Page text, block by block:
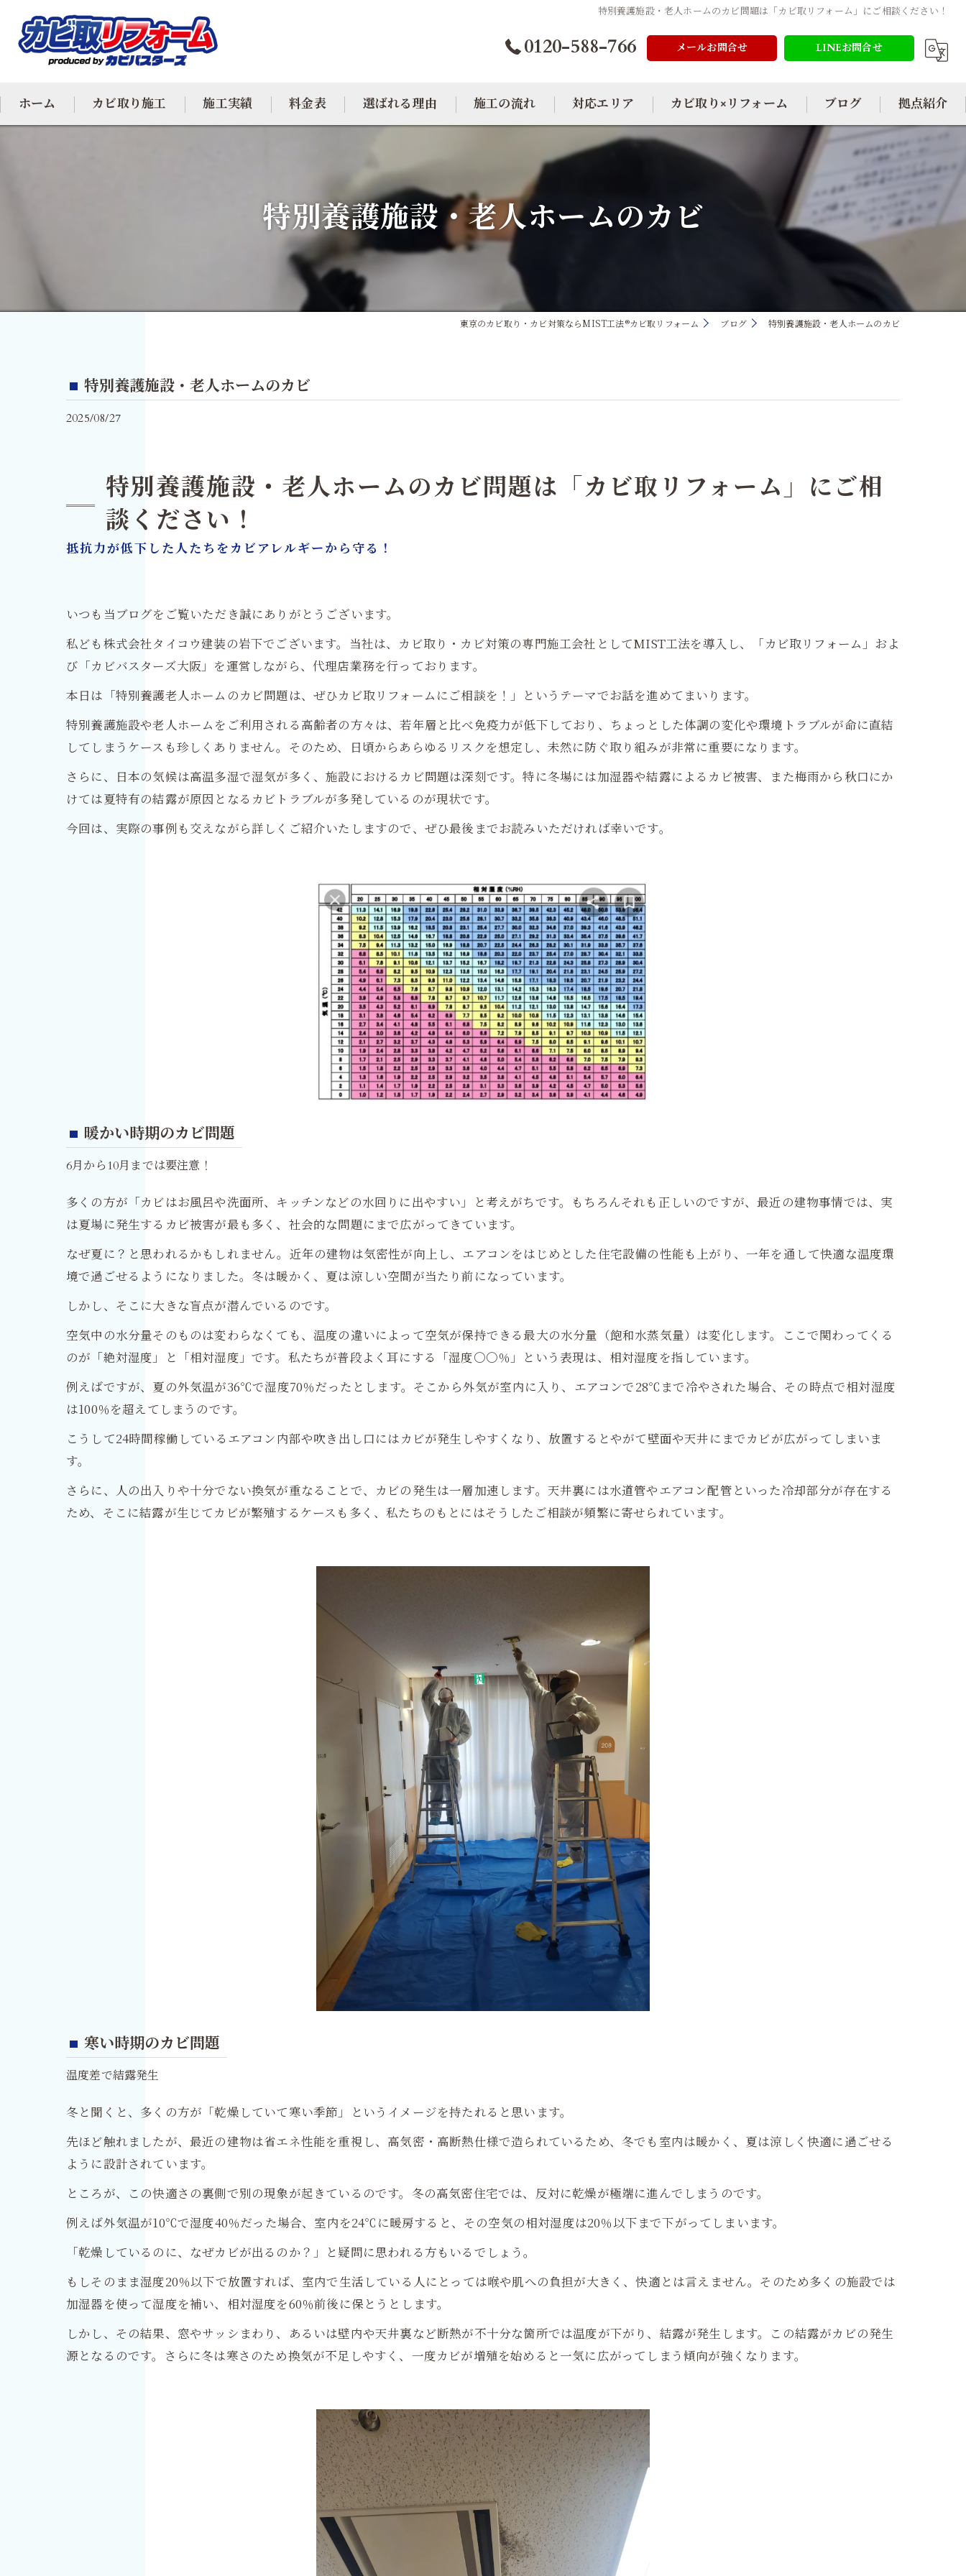
特別養護施設・老人ホームのカビ問題は「カビ取リフォーム」にご相談ください！
0120-588-766 メールお問合せ LINEお問合せ
ホーム カビ取り施工 施工実績 料金表 選ばれる理由 施工の流れ 対応エリア
大阪のカビ取り
カビ取り×リフォーム ブログ 拠点紹介
特別養護施設・老人ホームのカビ
東京のカビ取り・カビ対策ならMIST工法®カビ取リフォーム ブログ 特別養護施設・老人ホームのカビ
特別養護施設・老人ホームのカビ
2025/08/27
特別養護施設・老人ホームのカビ問題は「カビ取リフォーム」にご相
談ください！
抵抗力が低下した人たちをカビアレルギーから守る！
いつも当ブログをご覧いただき誠にありがとうございます。
私ども株式会社タイコウ建装の岩下でございます。当社は、カビ取り・カビ対策の専門施工会社としてMIST工法を導入し、「カビ取リフォーム」およ
び「カビバスターズ大阪」を運営しながら、代理店業務を行っております。
本日は「特別養護老人ホームのカビ問題は、ぜひカビ取リフォームにご相談を！」というテーマでお話を進めてまいります。
特別養護施設や老人ホームをご利用される高齢者の方々は、若年層と比べ免疫力が低下しており、ちょっとした体調の変化や環境トラブルが命に直結
してしまうケースも珍しくありません。そのため、日頃からあらゆるリスクを想定し、未然に防ぐ取り組みが非常に重要になります。
さらに、日本の気候は高温多湿で湿気が多く、施設におけるカビ問題は深刻です。特に冬場には加湿器や結露によるカビ被害、また梅雨から秋口にか
けては夏特有の結露が原因となるカビトラブルが多発しているのが現状です。
今回は、実際の事例も交えながら詳しくご紹介いたしますので、ぜひ最後までお読みいただければ幸いです。
暖かい時期のカビ問題
6月から10月までは要注意！
多くの方が「カビはお風呂や洗面所、キッチンなどの水回りに出やすい」と考えがちです。もちろんそれも正しいのですが、最近の建物事情では、実
は夏場に発生するカビ被害が最も多く、社会的な問題にまで広がってきています。
なぜ夏に？と思われるかもしれません。近年の建物は気密性が向上し、エアコンをはじめとした住宅設備の性能も上がり、一年を通して快適な温度環
境で過ごせるようになりました。冬は暖かく、夏は涼しい空間が当たり前になっています。
しかし、そこに大きな盲点が潜んでいるのです。
空気中の水分量そのものは変わらなくても、温度の違いによって空気が保持できる最大の水分量（飽和水蒸気量）は変化します。ここで関わってくる
のが「絶対湿度」と「相対湿度」です。私たちが普段よく耳にする「湿度〇〇％」という表現は、相対湿度を指しています。
例えばですが、夏の外気温が36℃で湿度70％だったとします。そこから外気が室内に入り、エアコンで28℃まで冷やされた場合、その時点で相対湿度
は100％を超えてしまうのです。
こうして24時間稼働しているエアコン内部や吹き出し口にはカビが発生しやすくなり、放置するとやがて壁面や天井にまでカビが広がってしまいま
す。
さらに、人の出入りや十分でない換気が重なることで、カビの発生は一層加速します。天井裏には水道管やエアコン配管といった冷却部分が存在する
ため、そこに結露が生じてカビが繁殖するケースも多く、私たちのもとにはそうしたご相談が頻繁に寄せられています。
寒い時期のカビ問題
温度差で結露発生
冬と聞くと、多くの方が「乾燥していて寒い季節」というイメージを持たれると思います。
先ほど触れましたが、最近の建物は省エネ性能を重視し、高気密・高断熱仕様で造られているため、冬でも室内は暖かく、夏は涼しく快適に過ごせる
ように設計されています。
ところが、この快適さの裏側で別の現象が起きているのです。冬の高気密住宅では、反対に乾燥が極端に進んでしまうのです。
例えば外気温が10℃で湿度40％だった場合、室内を24℃に暖房すると、その空気の相対湿度は20％以下まで下がってしまいます。
「乾燥しているのに、なぜカビが出るのか？」と疑問に思われる方もいるでしょう。
もしそのまま湿度20％以下で放置すれば、室内で生活している人にとっては喉や肌への負担が大きく、快適とは言えません。そのため多くの施設では
加湿器を使って湿度を補い、相対湿度を60％前後に保とうとします。
しかし、その結果、窓やサッシまわり、あるいは壁内や天井裏など断熱が不十分な箇所では温度が下がり、結露が発生します。この結露がカビの発生
源となるのです。さらに冬は寒さのため換気が不足しやすく、一度カビが増殖を始めると一気に広がってしまう傾向が強くなります。